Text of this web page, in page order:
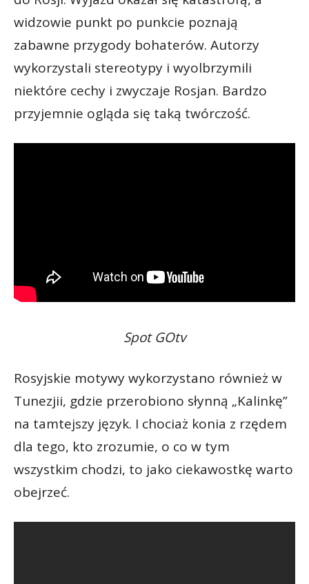
widzowie punkt po punkcie poznają
zabawne przygody bohaterów. Autorzy
wykorzystali stereotypy i wyolbrzymili
niektóre cechy i zwyczaje Rosjan. Bardzo
przyjemnie ogląda się taką twórczość.
Spot GOtv
Rosyjskie motywy wykorzystano również w
Tunezjii, gdzie przerobiono słynną „Kalinkę”
na tamtejszy język. I chociaż konia z rzędem
dla tego, kto zrozumie, o co w tym
wszystkim chodzi, to jako ciekawostkę warto
obejrzeć.